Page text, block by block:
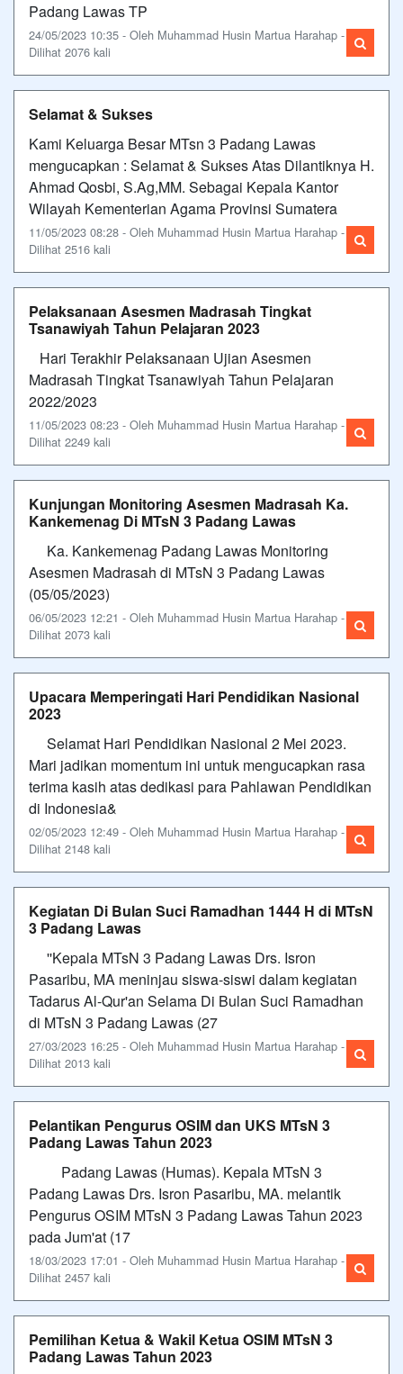
Padang Lawas TP
24/05/2023 10:35 - Oleh Muhammad Husin Martua Harahap -
Dilihat 2076 kali
Selamat & Sukses
Kami Keluarga Besar MTsn 3 Padang Lawas
mengucapkan : Selamat & Sukses Atas Dilantiknya H.
Ahmad Qosbi, S.Ag,MM. Sebagai Kepala Kantor
Wilayah Kementerian Agama Provinsi Sumatera
11/05/2023 08:28 - Oleh Muhammad Husin Martua Harahap -
Dilihat 2516 kali
Pelaksanaan Asesmen Madrasah Tingkat
Tsanawiyah Tahun Pelajaran 2023
Hari Terakhir Pelaksanaan Ujian Asesmen
Madrasah Tingkat Tsanawiyah Tahun Pelajaran
2022/2023
11/05/2023 08:23 - Oleh Muhammad Husin Martua Harahap -
Dilihat 2249 kali
Kunjungan Monitoring Asesmen Madrasah Ka.
Kankemenag Di MTsN 3 Padang Lawas
Ka. Kankemenag Padang Lawas Monitoring
Asesmen Madrasah di MTsN 3 Padang Lawas
(05/05/2023)
06/05/2023 12:21 - Oleh Muhammad Husin Martua Harahap -
Dilihat 2073 kali
Upacara Memperingati Hari Pendidikan Nasional
2023
Selamat Hari Pendidikan Nasional 2 Mei 2023.
Mari jadikan momentum ini untuk mengucapkan rasa
terima kasih atas dedikasi para Pahlawan Pendidikan
di Indonesia&
02/05/2023 12:49 - Oleh Muhammad Husin Martua Harahap -
Dilihat 2148 kali
Kegiatan Di Bulan Suci Ramadhan 1444 H di MTsN
3 Padang Lawas
''Kepala MTsN 3 Padang Lawas Drs. Isron
Pasaribu, MA meninjau siswa-siswi dalam kegiatan
Tadarus Al-Qur'an Selama Di Bulan Suci Ramadhan
di MTsN 3 Padang Lawas (27
27/03/2023 16:25 - Oleh Muhammad Husin Martua Harahap -
Dilihat 2013 kali
Pelantikan Pengurus OSIM dan UKS MTsN 3
Padang Lawas Tahun 2023
Padang Lawas (Humas). Kepala MTsN 3
Padang Lawas Drs. Isron Pasaribu, MA. melantik
Pengurus OSIM MTsN 3 Padang Lawas Tahun 2023
pada Jum'at (17
18/03/2023 17:01 - Oleh Muhammad Husin Martua Harahap -
Dilihat 2457 kali
Pemilihan Ketua & Wakil Ketua OSIM MTsN 3
Padang Lawas Tahun 2023